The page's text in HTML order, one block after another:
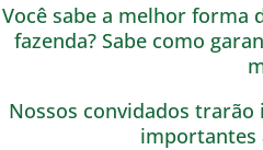
Você sabe a melhor forma
fazenda? Sabe como
Nossos convidados
importantes